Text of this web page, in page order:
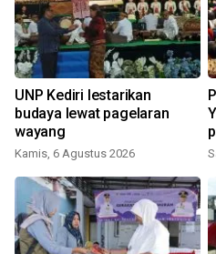
UNP Kediri lestarikan
budaya lewat pagelaran
wayang
Kamis, 6 Agustus 2026